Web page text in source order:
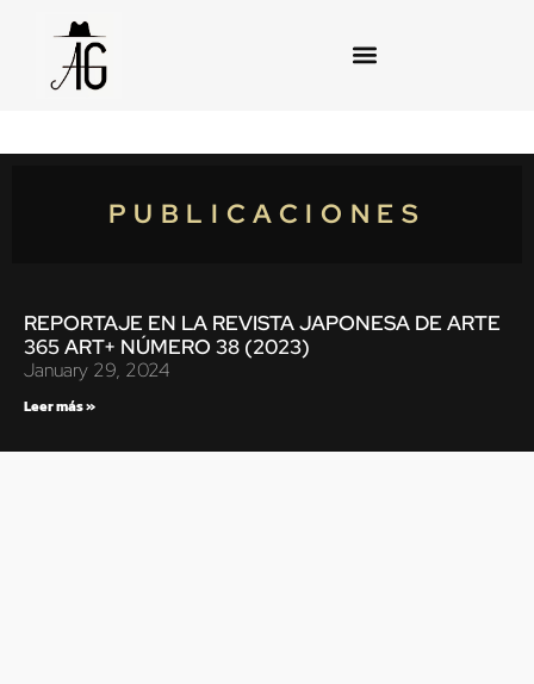
PUBLICACIONES
REPORTAJE EN LA REVISTA JAPONESA DE ARTE
365 ART+ NÚMERO 38 (2023)
January 29, 2024
Leer más »